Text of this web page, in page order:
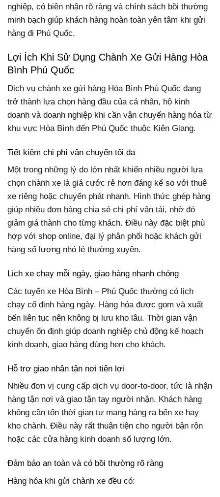
nghiệp, có biên nhận rõ ràng và chính sách bồi thường
minh bạch giúp khách hàng hoàn toàn yên tâm khi gửi
hàng đi Phú Quốc.
Lợi Ích Khi Sử Dụng Chành Xe Gửi Hàng Hòa
Bình Phú Quốc
Dịch vụ chành xe gửi hàng Hòa Bình Phú Quốc đang
trở thành lựa chọn hàng đầu của cá nhân, hộ kinh
doanh và doanh nghiệp khi cần vận chuyển hàng hóa từ
khu vực Hòa Bình đến Phú Quốc thuộc Kiên Giang.
Tiết kiệm chi phí vận chuyển tối đa
Một trong những lý do lớn nhất khiến nhiều người lựa
chọn chành xe là giá cước rẻ hơn đáng kể so với thuê
xe riêng hoặc chuyển phát nhanh. Hình thức ghép hàng
giúp nhiều đơn hàng chia sẻ chi phí vận tải, nhờ đó
giảm giá thành cho từng khách. Điều này đặc biệt phù
hợp với shop online, đại lý phân phối hoặc khách gửi
hàng số lượng nhỏ lẻ thường xuyên.
Lịch xe chạy mỗi ngày, giao hàng nhanh chóng
Các tuyến xe Hòa Bình – Phú Quốc thường có lịch
chạy cố định hàng ngày. Hàng hóa được gom và xuất
bến liên tục nên không bị lưu kho lâu. Thời gian vận
chuyển ổn định giúp doanh nghiệp chủ động kế hoạch
kinh doanh, giao hàng đúng hẹn cho khách.
Hỗ trợ giao nhận tận nơi tiện lợi
Nhiều đơn vị cung cấp dịch vụ door-to-door, tức là nhận
hàng tận nơi và giao tận tay người nhận. Khách hàng
không cần tốn thời gian tự mang hàng ra bến xe hay
kho chành. Điều này rất thuận tiện cho người bận rộn
hoặc các cửa hàng kinh doanh số lượng lớn.
Đảm bảo an toàn và có bồi thường rõ ràng
Hàng hóa khi gửi chành xe đều có: